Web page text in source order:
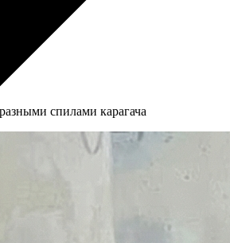
спилами карагача